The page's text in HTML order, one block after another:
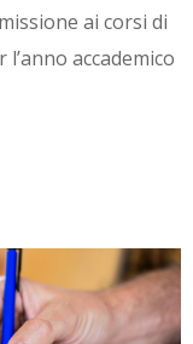
ai corsi di
accademico